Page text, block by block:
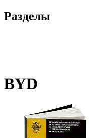
Разделы
BYD